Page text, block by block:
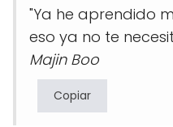
"Ya he aprendido
eso ya no te
Majin Boo
Copiar